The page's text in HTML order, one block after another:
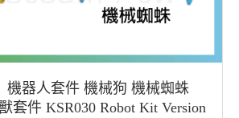
機器人套件 機械狗 機械蜘蛛
套件 KSR030 Robot Kit Version